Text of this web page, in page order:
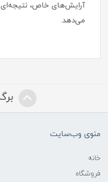
آرایش‌های خاص، نتیجه‌ای
می‌دهد.
منوی وب‌سایت
خانه
فروشگاه